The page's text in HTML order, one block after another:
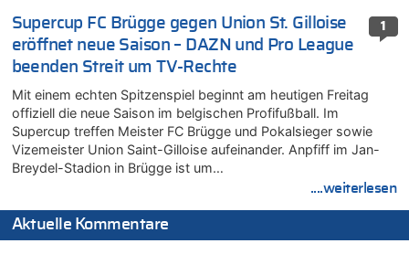
1
Supercup FC Brügge gegen Union St. Gilloise
eröffnet neue Saison – DAZN und Pro League
beenden Streit um TV-Rechte
Mit einem echten Spitzenspiel beginnt am heutigen Freitag
offiziell die neue Saison im belgischen Profifußball. Im
Supercup treffen Meister FC Brügge und Pokalsieger sowie
Vizemeister Union Saint-Gilloise aufeinander. Anpfiff im Jan-
Breydel-Stadion in Brügge ist um…
....weiterlesen
Aktuelle Kommentare